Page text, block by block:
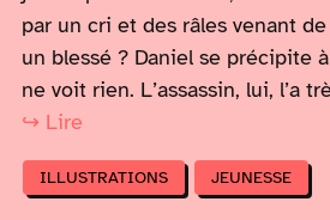
par un cri et des râles venant
un blessé ? Daniel se précipite
ne voit rien. L’assassin, lui, l’a
↪ Lire
ILLUSTRATIONS JEUNESSE